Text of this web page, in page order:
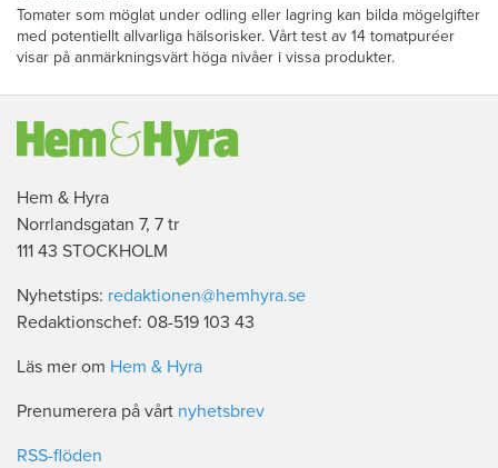
Tomater som möglat under odling eller lagring kan bilda mögelgifter
med potentiellt allvarliga hälsorisker. Vårt test av 14 tomatpuréer
visar på anmärkningsvärt höga nivåer i vissa produkter.
Hem & Hyra
Norrlandsgatan 7, 7 tr
111 43 STOCKHOLM
Nyhetstips: redaktionen@hemhyra.se
Redaktionschef: 08-519 103 43
Läs mer om Hem & Hyra
Prenumerera på vårt nyhetsbrev
RSS-flöden